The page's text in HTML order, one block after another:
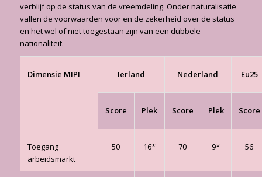
verblijf op de status van de vreemdeling. Onder naturalisatie
vallen de voorwaarden voor en de zekerheid over de status
en het wel of niet toegestaan zijn van een dubbele
nationaliteit.
Dimensie MIPI Ierland Nederland Eu25
Score Plek Score Plek Score
Toegang
arbeidsmarkt
50 16* 70 9* 56